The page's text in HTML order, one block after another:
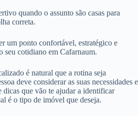
quando o assunto são casas para
correta.
um ponto confortável, estratégico e
seu cotidiano em Cafarnaum.
é natural que a rotina seja
deve considerar as suas necessidades e
dicas que vão te ajudar a identificar
é o tipo de imóvel que deseja.